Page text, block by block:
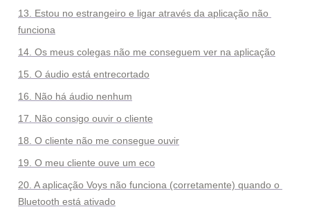
13. Estou no estrangeiro e ligar através da aplicação não
funciona
14. Os meus colegas não me conseguem ver na aplicação
15. O áudio está entrecortado
16. Não há áudio nenhum
17. Não consigo ouvir o cliente
18. O cliente não me consegue ouvir
19. O meu cliente ouve um eco
20. A aplicação Voys não funciona (corretamente) quando o
Bluetooth está ativado